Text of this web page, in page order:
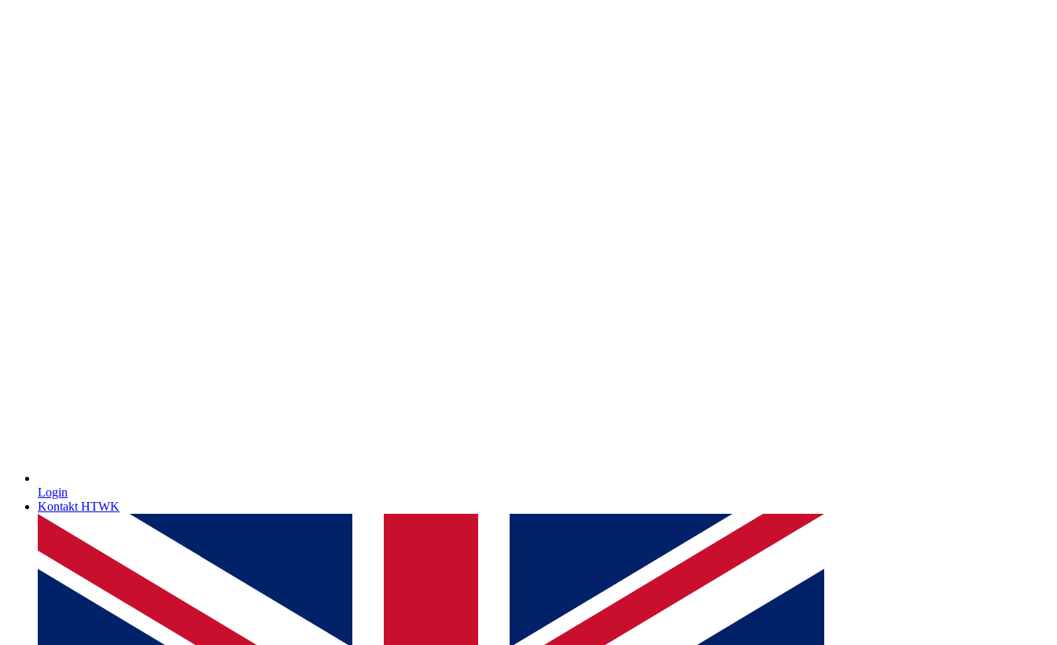
Login
Kontakt HTWK